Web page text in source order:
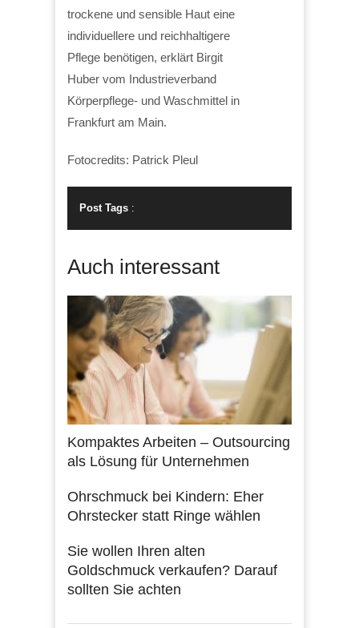
trockene und sensible Haut eine
individuellere und reichhaltigere
Pflege benötigen, erklärt Birgit
Huber vom Industrieverband
Körperpflege- und Waschmittel in
Frankfurt am Main.
Fotocredits: Patrick Pleul
Post Tags :
Auch interessant
Kompaktes Arbeiten – Outsourcing
als Lösung für Unternehmen
Ohrschmuck bei Kindern: Eher
Ohrstecker statt Ringe wählen
Sie wollen Ihren alten
Goldschmuck verkaufen? Darauf
sollten Sie achten